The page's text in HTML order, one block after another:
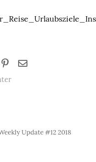
Update #12 2018